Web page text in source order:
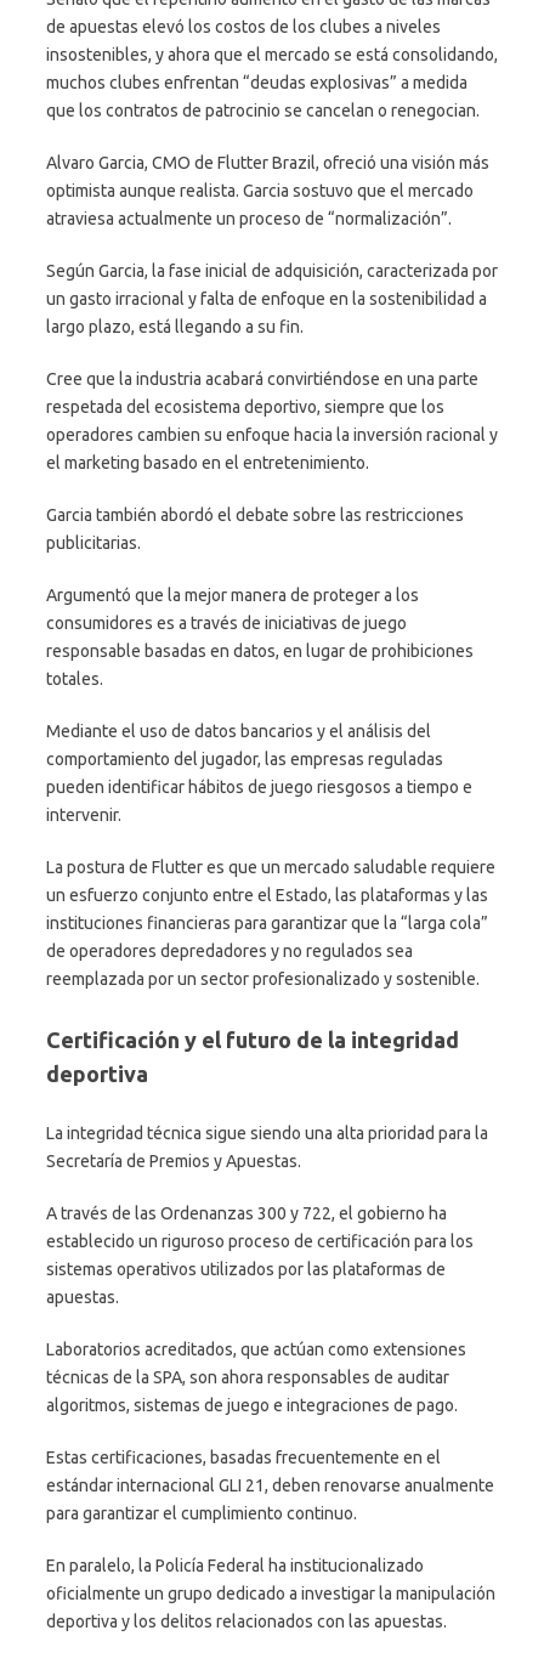
de apuestas elevó los costos de los clubes a niveles
insostenibles, y ahora que el mercado se está consolidando,
muchos clubes enfrentan “deudas explosivas” a medida
que los contratos de patrocinio se cancelan o renegocian.
Alvaro Garcia, CMO de Flutter Brazil, ofreció una visión más
optimista aunque realista. Garcia sostuvo que el mercado
atraviesa actualmente un proceso de “normalización”.
Según Garcia, la fase inicial de adquisición, caracterizada por
un gasto irracional y falta de enfoque en la sostenibilidad a
largo plazo, está llegando a su fin.
Cree que la industria acabará convirtiéndose en una parte
respetada del ecosistema deportivo, siempre que los
operadores cambien su enfoque hacia la inversión racional y
el marketing basado en el entretenimiento.
Garcia también abordó el debate sobre las restricciones
publicitarias.
Argumentó que la mejor manera de proteger a los
consumidores es a través de iniciativas de juego
responsable basadas en datos, en lugar de prohibiciones
totales.
Mediante el uso de datos bancarios y el análisis del
comportamiento del jugador, las empresas reguladas
pueden identificar hábitos de juego riesgosos a tiempo e
intervenir.
La postura de Flutter es que un mercado saludable requiere
un esfuerzo conjunto entre el Estado, las plataformas y las
instituciones financieras para garantizar que la “larga cola”
de operadores depredadores y no regulados sea
reemplazada por un sector profesionalizado y sostenible.
Certificación y el futuro de la integridad
deportiva
La integridad técnica sigue siendo una alta prioridad para la
Secretaría de Premios y Apuestas.
A través de las Ordenanzas 300 y 722, el gobierno ha
establecido un riguroso proceso de certificación para los
sistemas operativos utilizados por las plataformas de
apuestas.
Laboratorios acreditados, que actúan como extensiones
técnicas de la SPA, son ahora responsables de auditar
algoritmos, sistemas de juego e integraciones de pago.
Estas certificaciones, basadas frecuentemente en el
estándar internacional GLI 21, deben renovarse anualmente
para garantizar el cumplimiento continuo.
En paralelo, la Policía Federal ha institucionalizado
oficialmente un grupo dedicado a investigar la manipulación
deportiva y los delitos relacionados con las apuestas.